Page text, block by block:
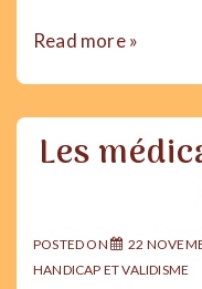
Hommes
et
Read more »
Les
POSTED ON 22
HANDICAP ET VALIDISME